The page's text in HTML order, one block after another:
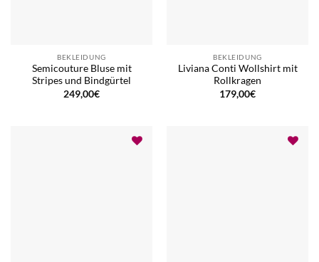
BEKLEIDUNG
Semicouture Bluse mit
Stripes und Bindgürtel
249,00€
BEKLEIDUNG
Liviana Conti Wollshirt mit
Rollkragen
179,00€